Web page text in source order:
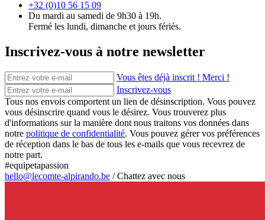
+32 (0)10 56 15 09
Du mardi au samedi de 9h30 à 19h.
Fermé les lundi, dimanche et jours fériés.
Inscrivez-vous à notre newsletter
Vous êtes déjà inscrit ! Merci !
Inscrivez-vous
Tous nos envois comportent un lien de désinscription. Vous pouvez
vous désinscrire quand vous le désirez. Vous trouverez plus
d'informations sur la manière dont nous traitons vos données dans
notre politique de confidentialité. Vous pouvez gérer vos préférences
de réception dans le bas de tous les e-mails que vous recevrez de
notre part.
#equipetapassion
hello@lecomte-alpirando.be /Chattez avec nous